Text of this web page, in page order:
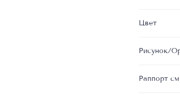
Цвет
Рисунок/
Раппорт см